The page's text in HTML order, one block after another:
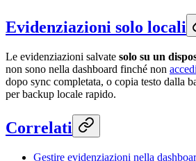
Evidenziazioni solo locali
Le evidenziazioni salvate solo su un
non sono nella dashboard finché non
dopo sync completata, o copia testo dalla
per backup locale rapido.
Correlati
Gestire evidenziazioni nella